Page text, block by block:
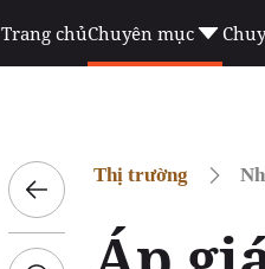
Trang chủChuyên mục
Thị trường